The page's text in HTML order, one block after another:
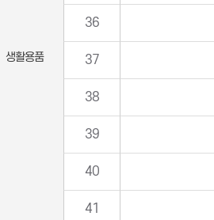
생활용품
36
37
38
39
40
41